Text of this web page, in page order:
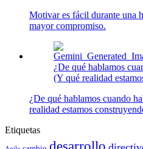
Motivar es fácil durante una
mayor compromiso.
¿De qué hablamos
(Y qué realidad
¿De qué hablamos cuando
realidad estamos
Etiquetas